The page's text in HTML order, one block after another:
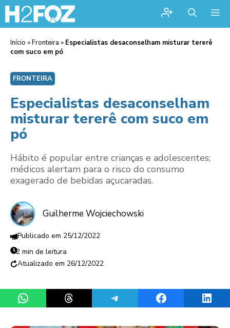
Início »Fronteira » Especialistas desaconselham misturar tererê
com suco em pó
FRONTEIRA
Especialistas desaconselham
misturar tererê com suco em
pó
Hábito é popular entre crianças e adolescentes;
médicos alertam para o risco do consumo
exagerado de bebidas açucaradas.
Guilherme Wojciechowski
25/12/2022
2 min de leitura
26/12/2022
Share on WhatsAppShare on ThreadsShare on TelegramShare on Facebook